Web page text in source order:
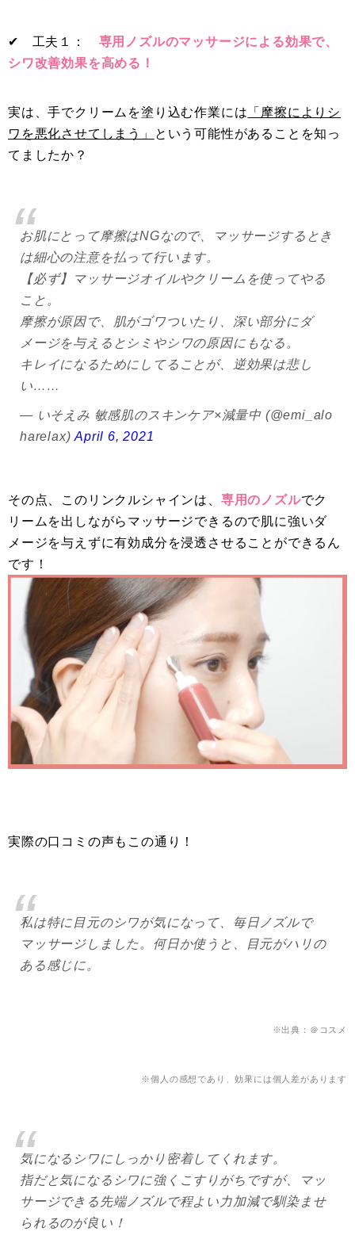
✔︎ 工夫１： 専用ノズルのマッサージによる効果で、
シワ改善効果を高める！
実は、手でクリームを塗り込む作業には 「摩擦によりシ
ワを悪化させてしまう」
という可能性があることを知っ
てましたか？
お肌にとって摩擦はNGなので、マッサージするとき
は細心の注意を払って行います。
【必ず】マッサージオイルやクリームを使ってやる
こと。
摩擦が原因で、肌がゴワついたり、深い部分にダ
メージを与えるとシミやシワの原因にもなる。
キレイになるためにしてることが、逆効果は悲し
い……
— いそえみ 敏感肌のスキンケア×減量中 (@emi_alo
harelax)April 6, 2021
その点、このリンクルシャインは、 専用のノズルでク
リームを出しながらマッサージできるので肌に強いダ
メージを与えずに有効成分を浸透させることができるん
です！
実際の口コミの声もこの通り！
私は特に目元のシワが気になって、毎日ノズルで
マッサージしました。何日か使うと、目元がハリの
ある感じに。
※出典：＠コスメ
※個人の感想であり、効果には個人差があります
気になるシワにしっかり密着してくれます。
指だと気になるシワに強くこすりがちですが、マッ
サージできる先端ノズルで程よい力加減で馴染ませ
られるのが良い！